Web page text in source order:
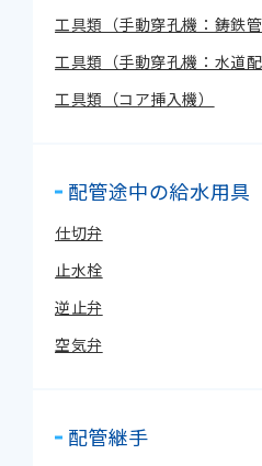
工具類（手動穿孔機：鋳鉄管
工具類（手動穿孔機：水道
工具類（コア挿入機）
配管途中の給水用具
仕切弁
止水栓
逆止弁
空気弁
配管継手